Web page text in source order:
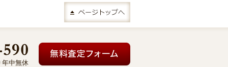
年中無休